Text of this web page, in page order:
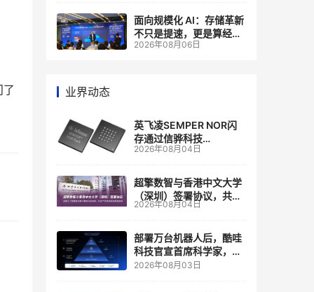
面向规模化 AI：存储革新
不只是提速，更是算经济
账
2026年08月06日
业界动态
英飞凌SEMPER NOR闪
存通过信骅科技
AST2700 BMC认证，全
管理
2026年08月04日
超擎数智与香港中文大学
（深圳）签署协议，共建
人工智能和边缘计算联合
2026年08月04日
部署万台机器人后，酷哇
科技官宣首席科学家，要
让世界模型交付生产力
2026年08月03日